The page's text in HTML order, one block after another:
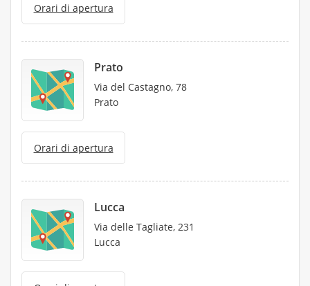
Orari di apertura
Prato
Via del Castagno, 78
Prato
Orari di apertura
Lucca
Via delle Tagliate, 231
Lucca